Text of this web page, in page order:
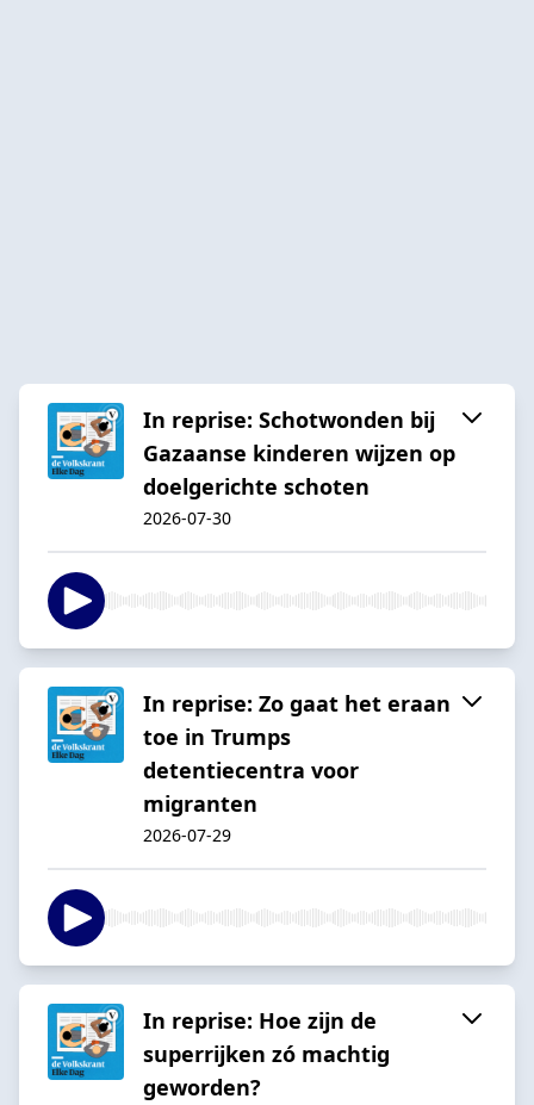
In reprise: Schotwonden bij
Gazaanse kinderen wijzen op
doelgerichte schoten
2026-07-30
In reprise: Zo gaat het eraan
toe in Trumps
detentiecentra voor
migranten
2026-07-29
In reprise: Hoe zijn de
superrijken zó machtig
geworden?